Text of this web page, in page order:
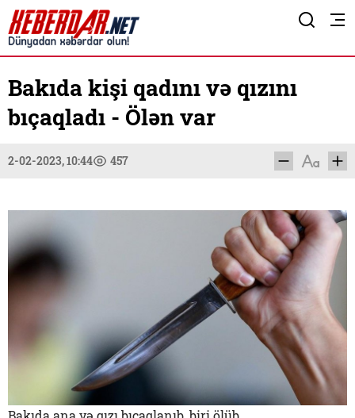
Bakıda kişi qadını və qızını
bıçaqladı - Ölən var
2-02-2023, 10:44 457